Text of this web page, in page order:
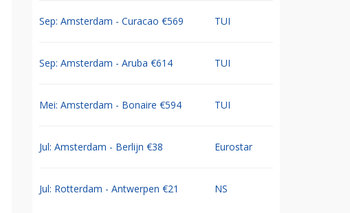
Sep: Amsterdam - Curacao €569 TUI
Sep: Amsterdam - Aruba €614 TUI
Mei: Amsterdam - Bonaire €594 TUI
Jul: Amsterdam - Berlijn €38 Eurostar
Jul: Rotterdam - Antwerpen €21 NS